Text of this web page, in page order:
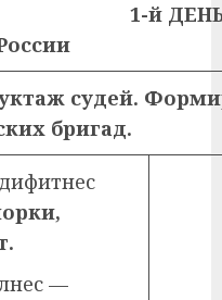
—
судей.
бригад.
—